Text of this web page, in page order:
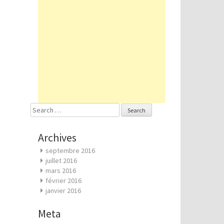
Search
Archives
septembre 2016
juillet 2016
mars 2016
février 2016
janvier 2016
Meta